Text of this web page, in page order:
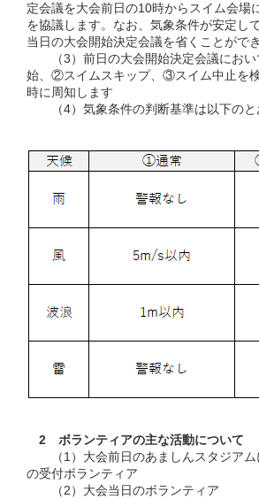
定会議を大会前日の10時からスイム会場
を協議します。なお、気象条件が安定し
当日の大会開始決定会議を省くことがで
（3）前日の大会開始決定会議におい
始、②スイムスキップ、③スイム中止を
時に周知します
（4）気象条件の判断基準は以下のと
2 ボランティアの主な活動について
（1）大会前日のあましんスタジアム
の受付ボランティア
（2）大会当日のボランティア